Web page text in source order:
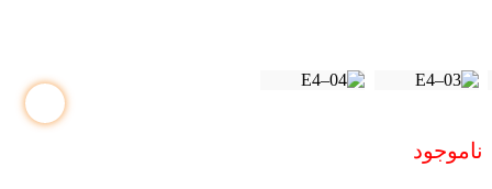
ناموجود